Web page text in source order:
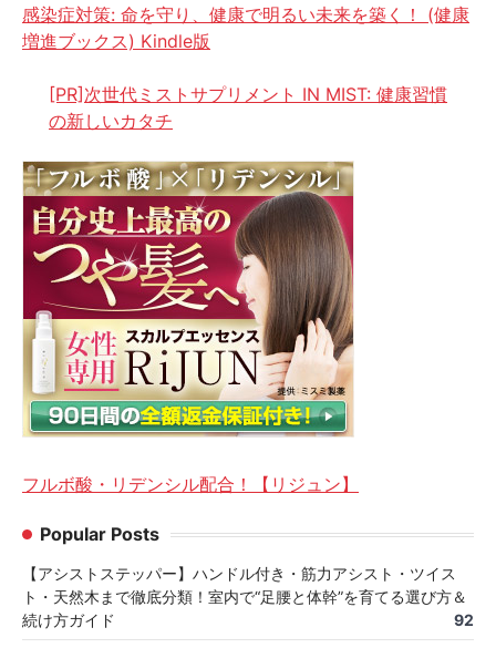
感染症対策: 命を守り、健康で明るい未来を築く！ (健康
増進ブックス) Kindle版
[PR]次世代ミストサプリメント IN MIST: 健康習慣
の新しいカタチ
フルボ酸・リデンシル配合！【リジュン】
Popular Posts
【アシストステッパー】ハンドル付き・筋力アシスト・ツイス
ト・天然木まで徹底分類！室内で“足腰と体幹”を育てる選び方＆
続け方ガイド
92